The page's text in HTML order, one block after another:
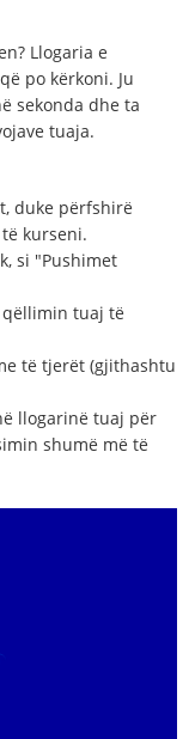
Llogaria e
po kërkoni. Ju
sekonda dhe ta
tuaja.
duke përfshirë
kurseni.
si "Pushimet
tuaj të
të tjerët (gjithashtu
llogarinë tuaj për
shumë më të